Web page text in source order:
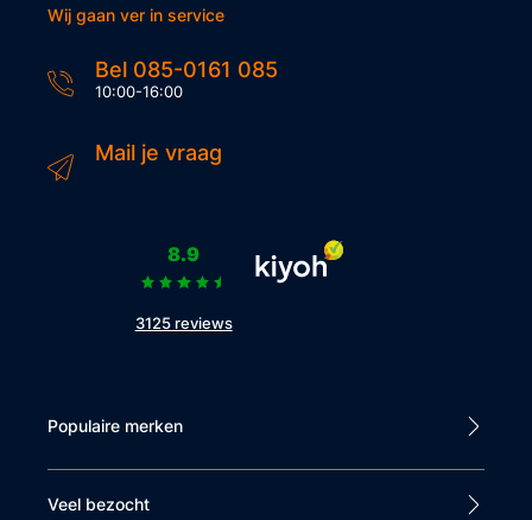
Wij gaan ver in service
Bel 085-0161 085
10:00-16:00
Mail je vraag
8.9
3125 reviews
Populaire merken
Veel bezocht